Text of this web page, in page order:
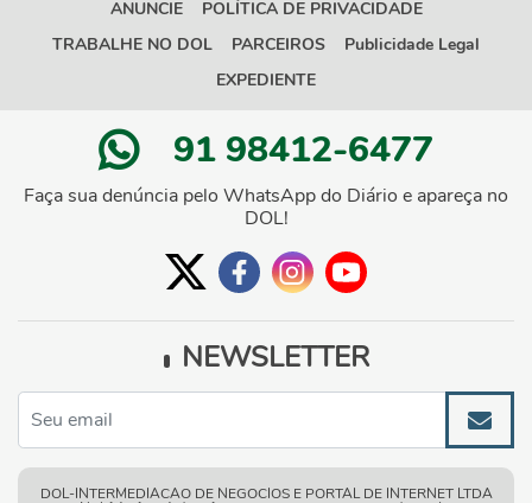
ANUNCIE
POLÍTICA DE PRIVACIDADE
TRABALHE NO DOL
PARCEIROS
Publicidade Legal
EXPEDIENTE
91 98412-6477
Faça sua denúncia pelo WhatsApp do Diário e apareça no
DOL!
NEWSLETTER
DOL-INTERMEDIACAO DE NEGOCIOS E PORTAL DE INTERNET LTDA